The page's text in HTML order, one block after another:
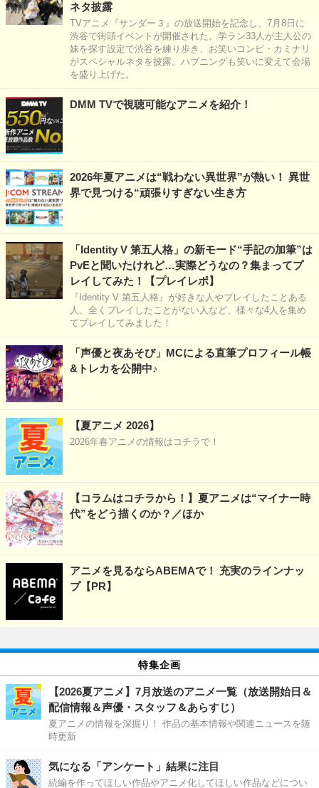
ネタ披露
TVアニメ『サンダー３』の放送開始を記念し、7月8日に
渋谷で街頭イベントが開催された。学ラン33人が主人公の
妹を探す設定で渋谷を練り歩き、お笑いコンビ・カミナリ
がスペシャルネタを披露。ハプニングも笑いに変えて会場
を盛り上げた。
DMM TVで視聴可能なアニメを紹介！
2026年夏アニメは“戦わない異世界”が熱い！ 異世
界で見つける“頑張りすぎない生き方
「Identity V 第五人格」の新モード“手記の加筆”は
PvEと聞いたけれど…実際どうなの？集まってプ
レイしてみた！【プレイレポ】
『Identity V 第五人格』が好きな人やプレイしたことある
人、全くプレイしたことがない人など、様々な4人を集め
てプレイしてみました！
「声優と夜あそび」MCによる直筆プロフィール帳
&トレカを公開中♪
【夏アニメ 2026】
2026年春アニメの情報はコチラで！
【コラムはコチラから！】夏アニメは“マイナー時
代”をどう描くのか？／ほか
アニメを見るならABEMAで！ 充実のラインナッ
プ【PR】
特集企画
【2026夏アニメ】7月放送のアニメ一覧（放送開始日＆
配信情報＆声優・スタッフ＆あらすじ）
夏アニメの情報を深掘り！ 作品の基本情報や関連ニュースを随
時更新
気になる「アンケート」結果に注目
続編を作ってほしい作品やアニメ化してほしい作品などについ